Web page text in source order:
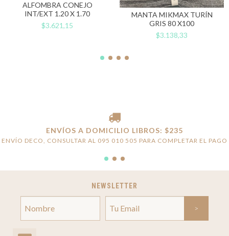
ALFOMBRA CONEJO
INT/EXT 1.20 X 1.70
$3.621,15
MANTA MIKMAX TURÍN
GRIS 80 X100
$3.138,33
ENVÍOS A DOMICILIO LIBROS: $235
ENVÍO DECO, CONSULTAR AL 095 010 505 PARA COMPLETAR EL PAGO
NEWSLETTER